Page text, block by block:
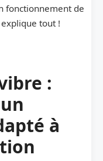
fonctionnement de
tout !
:
à